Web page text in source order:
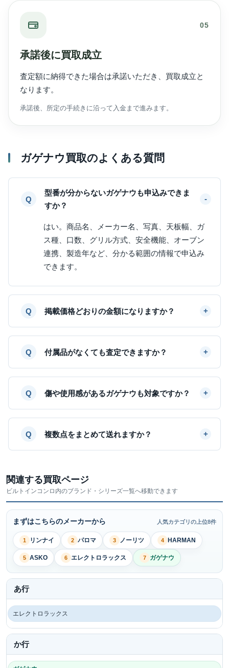
05
承諾後に買取成立
査定額に納得できた場合は承諾いただき、買取成立と
なります。
承諾後、所定の手続きに沿って入金まで進みます。
ガゲナウ買取のよくある質問
型番が分からないガゲナウも申込みできま
すか？
はい。商品名、メーカー名、写真、天板幅、ガ
ス種、口数、グリル方式、安全機能、オーブン
連携、製造年など、分かる範囲の情報で申込み
できます。
掲載価格どおりの金額になりますか？
付属品がなくても査定できますか？
傷や使用感があるガゲナウも対象ですか？
複数点をまとめて送れますか？
関連する買取ページ
ビルトインコンロ内のブランド・シリーズ一覧へ移動できます
まずはこちらのメーカーから 人気カテゴリの上位8件
1 リンナイ 2 パロマ 3 ノーリツ 4 HARMAN
5 ASKO 6 エレクトロラックス 7 ガゲナウ
あ行
エレクトロラックス
か行